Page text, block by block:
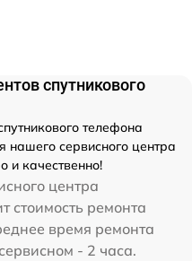
спутникового
телефона
нашего сервисного центра
и качественно!
центра
стоимость ремонта
время ремонта
- 2 часа.